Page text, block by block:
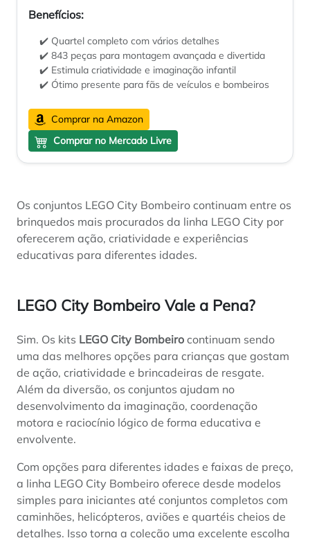
Benefícios:
✔️ Quartel completo com vários detalhes
✔️ 843 peças para montagem avançada e divertida
✔️ Estimula criatividade e imaginação infantil
✔️ Ótimo presente para fãs de veículos e bombeiros
Comprar na Amazon
Comprar no Mercado Livre
Os conjuntos LEGO City Bombeiro continuam entre os
brinquedos mais procurados da linha LEGO City por
oferecerem ação, criatividade e experiências
educativas para diferentes idades.
LEGO City Bombeiro Vale a Pena?
Sim. Os kits LEGO City Bombeiro continuam sendo
uma das melhores opções para crianças que gostam
de ação, criatividade e brincadeiras de resgate.
Além da diversão, os conjuntos ajudam no
desenvolvimento da imaginação, coordenação
motora e raciocínio lógico de forma educativa e
envolvente.
Com opções para diferentes idades e faixas de preço,
a linha LEGO City Bombeiro oferece desde modelos
simples para iniciantes até conjuntos completos com
caminhões, helicópteros, aviões e quartéis cheios de
detalhes. Isso torna a coleção uma excelente escolha